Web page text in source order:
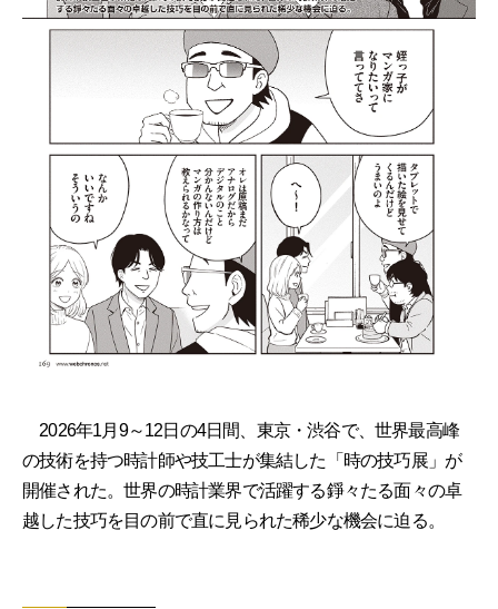
2026年1月9～12日の4日間、東京・渋谷で、世界最高峰
の技術を持つ時計師や技工士が集結した「時の技巧展」が
開催された。世界の時計業界で活躍する錚々たる面々の卓
越した技巧を目の前で直に見られた稀少な機会に迫る。